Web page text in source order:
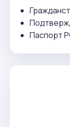
Паспорт